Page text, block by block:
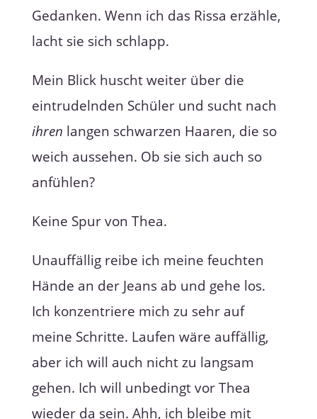
Gedanken. Wenn ich das Rissa erzähle,
lacht sie sich schlapp.
Mein Blick huscht weiter über die
eintrudelnden Schüler und sucht nach
ihren langen schwarzen Haaren, die so
weich aussehen. Ob sie sich auch so
anfühlen?
Keine Spur von Thea.
Unauffällig reibe ich meine feuchten
Hände an der Jeans ab und gehe los.
Ich konzentriere mich zu sehr auf
meine Schritte. Laufen wäre auffällig,
aber ich will auch nicht zu langsam
gehen. Ich will unbedingt vor Thea
wieder da sein. Ahh, ich bleibe mit